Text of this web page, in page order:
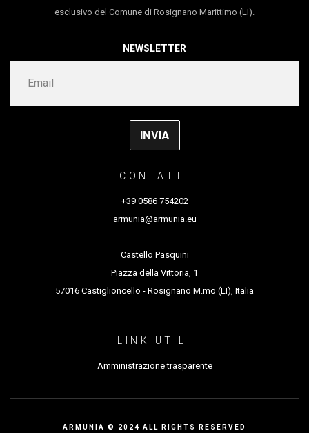
grazie aTeatri di Vita, Bologna
durata 60’
esclusivo del Comune di Rosignano Marittimo (LI).
NEWSLETTER
CONTATTI
+39 0586 754202
armunia@armunia.eu
Castello Pasquini
Piazza della Vittoria, 1
57016 Castiglioncello - Rosignano M.mo (LI), Italia
LINK UTILI
Amministrazione trasparente
ARMUNIA © 2024 ALL RIGHTS RESERVED